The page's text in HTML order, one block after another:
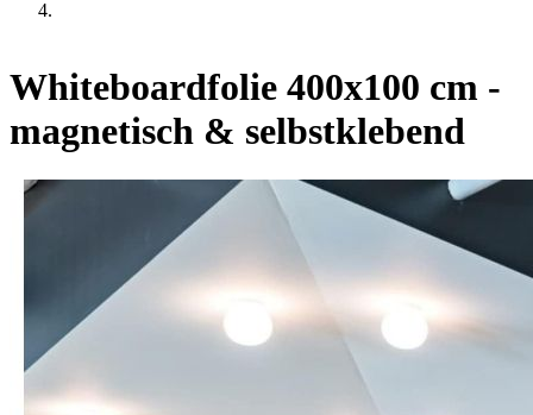
Whiteboardfolie 400x100 cm -
magnetisch & selbstklebend